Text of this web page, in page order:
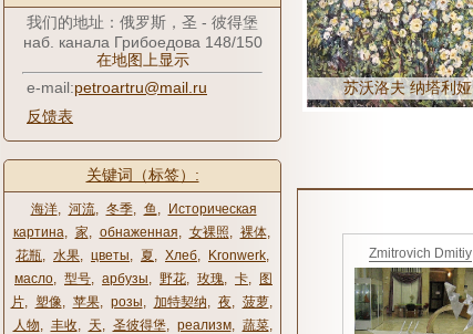
我们的地址：俄罗斯，圣 - 彼得堡
наб. канала Грибоедова 148/150
在地图上显示
e-mail:petroartru@mail.ru
反馈表
关键词（标签）:
海洋, 河流, 冬季, 鱼 ,
Историческая
картина, 家, обнаженная, 女裸照, 裸体,
花瓶, 水果, цветы, 夏, Хлеб, Kronwerk,
масло, 型号, арбузы, 野花, 玫瑰, 卡,
图
片, 塑像, 苹果, розы, 加特契纳, 夜, 菠萝,
人物, 丰收, 天, 圣彼得堡, реализм, 蔬菜,
苏沃洛夫 纳塔利娅
Zmitrovich Dmitiy